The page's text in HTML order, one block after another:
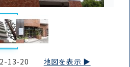
2-13-20 地図を表示 ▶︎